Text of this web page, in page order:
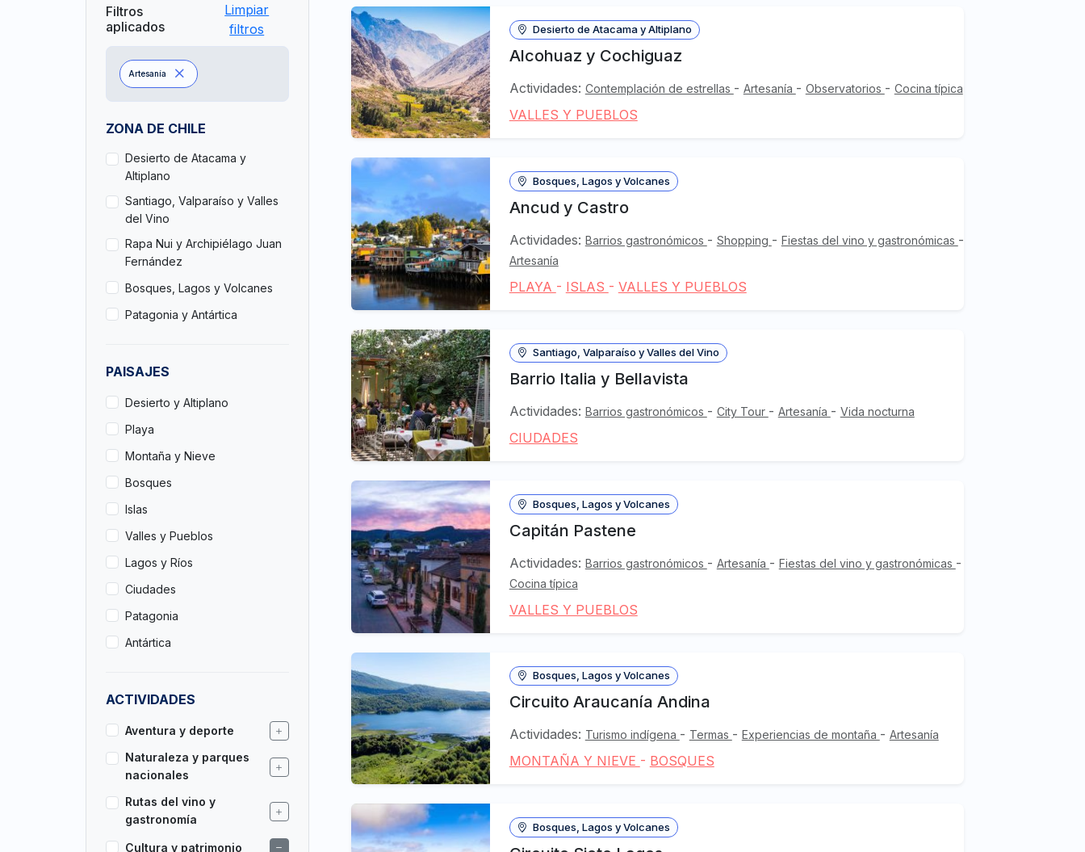
Filtros
aplicados
Limpiar
filtros
Artesanía
ZONA DE CHILE
Desierto de Atacama y
Altiplano
Santiago, Valparaíso y Valles
del Vino
Rapa Nui y Archipiélago Juan
Fernández
Bosques, Lagos y Volcanes
Patagonia y Antártica
PAISAJES
Desierto y Altiplano
Playa
Montaña y Nieve
Bosques
Islas
Valles y Pueblos
Lagos y Ríos
Ciudades
Patagonia
Antártica
ACTIVIDADES
Aventura y deporte
Naturaleza y parques
nacionales
Rutas del vino y
gastronomía
Cultura y patrimonio
Desierto de Atacama y Altiplano
Alcohuaz y Cochiguaz
Actividades: Contemplación de estrellas - Artesanía - Observatorios - Cocina típica
VALLES Y PUEBLOS
Bosques, Lagos y Volcanes
Ancud y Castro
Actividades: Barrios gastronómicos - Shopping - Fiestas del vino y gastronómicas -
Artesanía
PLAYA - ISLAS - VALLES Y PUEBLOS
Santiago, Valparaíso y Valles del Vino
Barrio Italia y Bellavista
Actividades: Barrios gastronómicos - City Tour - Artesanía - Vida nocturna
CIUDADES
Bosques, Lagos y Volcanes
Capitán Pastene
Actividades: Barrios gastronómicos - Artesanía - Fiestas del vino y gastronómicas -
Cocina típica
VALLES Y PUEBLOS
Bosques, Lagos y Volcanes
Circuito Araucanía Andina
Actividades: Turismo indígena - Termas - Experiencias de montaña - Artesanía
MONTAÑA Y NIEVE - BOSQUES
Bosques, Lagos y Volcanes